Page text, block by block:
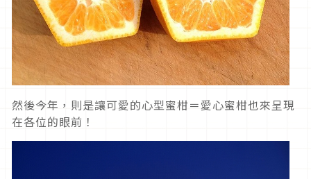
然後今年，則是讓可愛的心型蜜柑＝愛心蜜柑也來呈現
在各位的眼前！